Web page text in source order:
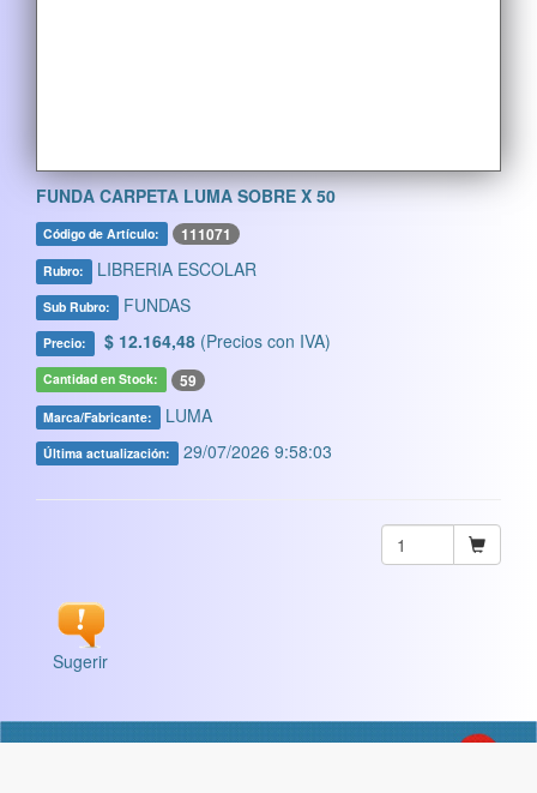
FUNDA CARPETA LUMA SOBRE X 50
Código de Artículo: 111071
Rubro: LIBRERIA ESCOLAR
Sub Rubro: FUNDAS
Precio: $ 12.164,48 (Precios con IVA)
Cantidad en Stock: 59
Marca/Fabricante: LUMA
Última actualización: 29/07/2026 9:58:03
Sugerir